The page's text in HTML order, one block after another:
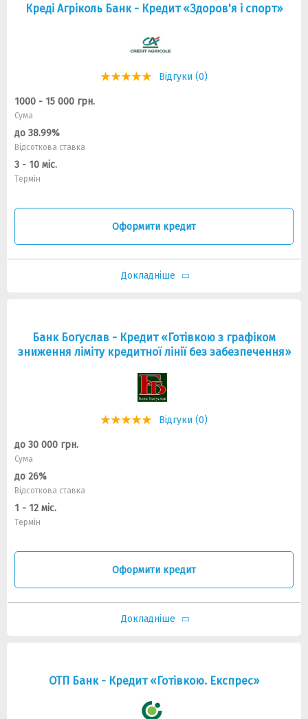
Креді Агріколь Банк - Кредит «Здоров'я і спорт»
Відгуки (0)
1000 - 15 000 грн.
Сума
до 38.99%
Відсоткова ставка
3 - 10 міс.
Термін
Оформити кредит
Докладніше
Банк Богуслав - Кредит «Готівкою з графіком
зниження ліміту кредитної лінії без забезпечення»
Відгуки (0)
до 30 000 грн.
Сума
до 26%
Відсоткова ставка
1 - 12 міс.
Термін
Оформити кредит
Докладніше
ОТП Банк - Кредит «Готівкою. Експрес»